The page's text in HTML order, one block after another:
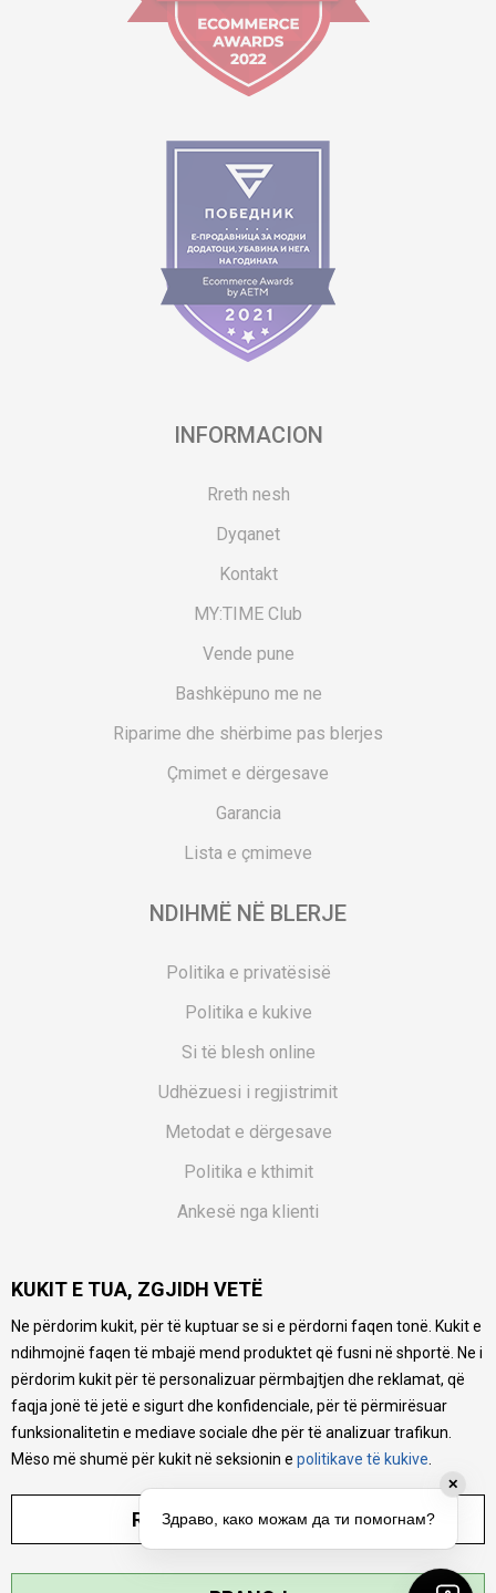
INFORMACION
Rreth nesh
Dyqanet
Kontakt
MY:TIME Club
Vende pune
Bashkëpuno me ne
Riparime dhe shërbime pas blerjes
Çmimet e dërgesave
Garancia
Lista e çmimeve
NDIHMË NË BLERJE
Politika e privatësisë
Politika e kukive
Si të blesh online
Udhëzuesi i regjistrimit
Metodat e dërgesave
Politika e kthimit
Ankesë nga klienti
Pyetjet më të shpeshta
Ne bëjmë çmos që të ofrojmë një përshkrim sa më të saktë
të produkteve tona, ofrojmë edhe foto e çmimin, por nuk
mund të garantojmë që informacioni është i plotë e pa
gabime. Të gjitha produktet janë pjesë e portfolios sonë, por
kjo nuk do të thotë se janë në gjendje në çdo çast.
KUKIT E TUA, ZGJIDH VETË
Ne përdorim kukit, për të kuptuar se si e përdorni faqen tonë. Kukit e
ndihmojnë faqen të mbajë mend produktet që fusni në shportë. Ne i
përdorim kukit për të personalizuar përmbajtjen dhe reklamat, që
faqja jonë të jetë e sigurt dhe konfidenciale, për të përmirësuar
funksionalitetin e mediave sociale dhe për të analizuar trafikun.
Mëso më shumë për kukit në seksionin e politikave të kukive
RREGULLO PARAMETRAT
✕
Здраво, како можам да ти помогнам?